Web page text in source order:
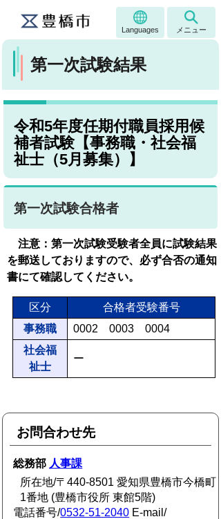
Languages メニュー
第一次試験結果
令和5年度任期付職員採用候
補者試験【事務職・社会福
祉士（5月募集）】
第一次試験合格者
注意：第一次試験受験者全員に試験結果
を郵送しておりますので、必ず合否の通知
書にて確認してください。
区分
合格者受験番号
事務職
0002 0003 0004
社会福
祉士
ー
お問合わせ先
総務部 人事課
所在地/〒440-8501 愛知県豊橋市今橋町
1番地 (豊橋市役所 東館5階)
電話番号/0532-51-2040 E-mail/